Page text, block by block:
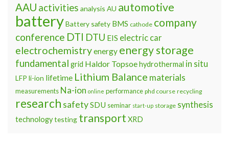
AAU activities analysis AU automotive
batteryBattery safety BMS cathode company
conference DTI DTU EIS electric car
electrochemistryenergy energy storage
fundamental grid Haldor Topsoehydrothermal in situ
LFP li-ion lifetime Lithium Balance materials
measurements Na-ion online performance phd course recycling
research safetySDU seminar start-up storage synthesis
technologytesting transport XRD